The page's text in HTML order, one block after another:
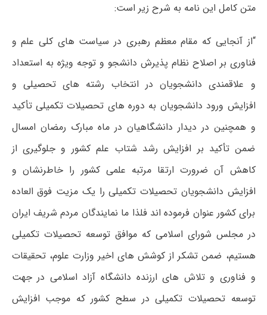
متن کامل این نامه به شرح زیر است:
“از آنجایی که مقام معظم رهبری در سیاست های کلی علم و
فناوری بر اصلاح نظام پذیرش دانشجو و توجه ویژه به استعداد
و علاقمندی دانشجویان در انتخاب رشته های تحصیلی و
افزایش ورود دانشجویان به دوره های تحصیلات تکمیلی تأکید
و همچنین در دیدار دانشگاهیان در ماه مبارک رمضان امسال
ضمن تأکید بر افزایش رشد شتاب علم کشور و جلوگیری از
کاهش آن ضرورت ارتقا مرتبه علمی کشور را خاطرنشان و
افزایش دانشجویان تحصیلات تکمیلی را یک مزیت فوق العاده
برای کشور عنوان فرموده اند فلذا ما نمایندگان مردم شریف ایران
در مجلس شورای اسلامی که موافق توسعه تحصیلات تکمیلی
هستیم، ضمن تشکر از کوشش های اخیر وزارت علوم، تحقیقات
و فناوری و تلاش های ارزنده دانشگاه آزاد اسلامی در جهت
توسعه تحصیلات تکمیلی در سطح کشور که موجب افزایش